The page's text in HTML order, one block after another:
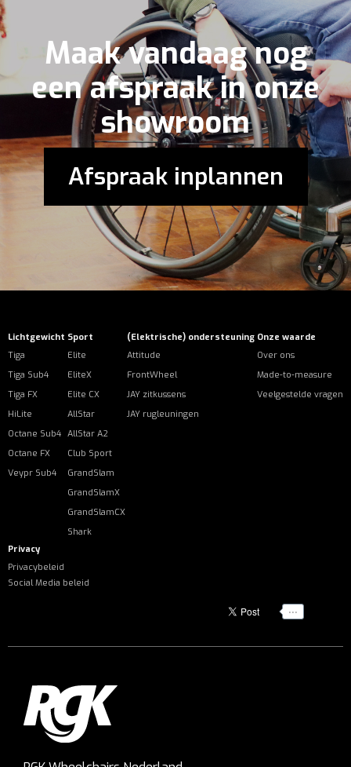
Maak vandaag nog
een afspraak in onze
showroom
Afspraak inplannen
Lichtgewicht
Tiga
Tiga Sub4
Tiga FX
HiLite
Octane Sub4
Octane FX
Veypr Sub4
Sport
Elite
EliteX
Elite CX
AllStar
AllStar A2
Club Sport
GrandSlam
GrandSlamX
GrandSlamCX
Shark
(Elektrische) ondersteuning
Attitude
FrontWheel
JAY zitkussens
JAY rugleuningen
Onze waarde
Over ons
Made-to-measure
Veelgestelde vragen
Privacy
Privacybeleid
Social Media beleid
...